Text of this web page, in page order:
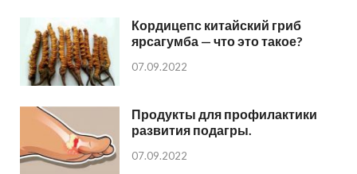
Кордицепс китайский гриб
ярсагумба — что это такое?
07.09.2022
Продукты для профилактики
развития подагры.
07.09.2022